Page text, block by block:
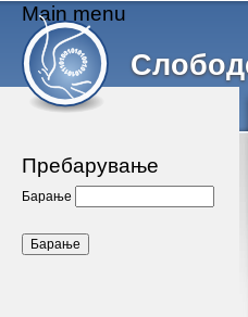
Main menu
Пребарување
Барање